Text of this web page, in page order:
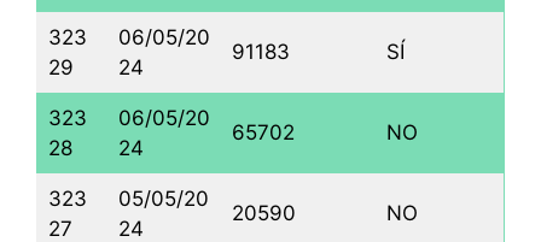
323
29
06/05/20
24
91183 SÍ
323
28
06/05/20
24
65702 NO
323
27
05/05/20
24
20590 NO